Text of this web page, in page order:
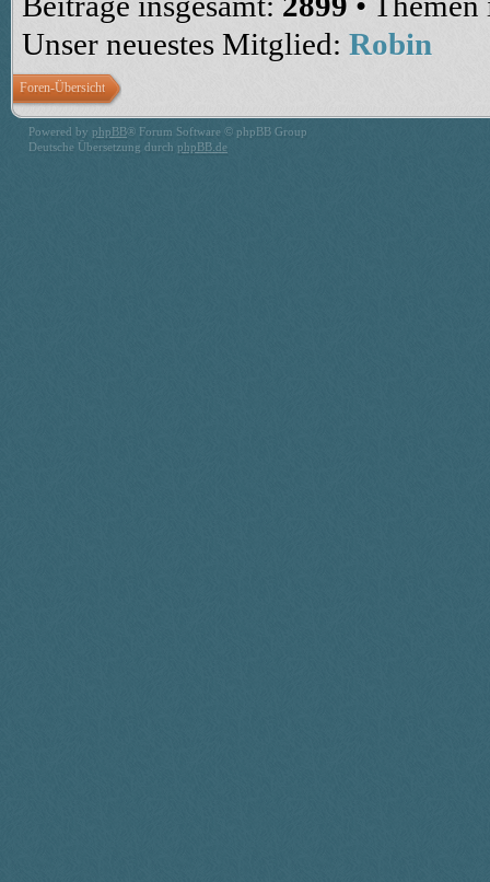
Unser neuestes Mitglied: Robin
Foren-Übersicht
Powered by phpBB® Forum Software © phpBB Group
Deutsche Übersetzung durch phpBB.de